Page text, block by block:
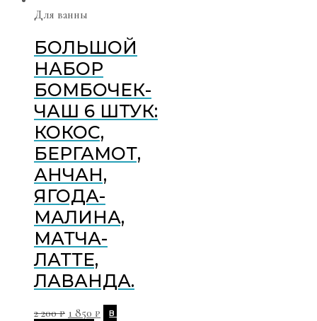
Для ванны
БОЛЬШОЙ
НАБОР
БОМБОЧЕК-
ЧАШ 6 ШТУК:
КОКОС,
БЕРГАМОТ,
АНЧАН,
ЯГОДА-
МАЛИНА,
МАТЧА-
ЛАТТЕ,
ЛАВАНДА.
2 200₽ 1 850 ₽
В